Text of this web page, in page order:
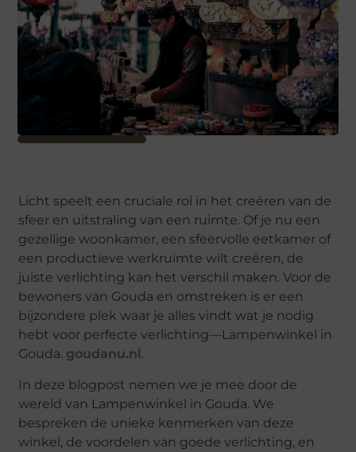
Licht speelt een cruciale rol in het creëren van de
sfeer en uitstraling van een ruimte. Of je nu een
gezellige woonkamer, een sfeervolle eetkamer of
een productieve werkruimte wilt creëren, de
juiste verlichting kan het verschil maken. Voor de
bewoners van Gouda en omstreken is er een
bijzondere plek waar je alles vindt wat je nodig
hebt voor perfecte verlichting—Lampenwinkel in
Gouda. goudanu.nl .
In deze blogpost nemen we je mee door de
wereld van Lampenwinkel in Gouda. We
bespreken de unieke kenmerken van deze
winkel, de voordelen van goede verlichting, en